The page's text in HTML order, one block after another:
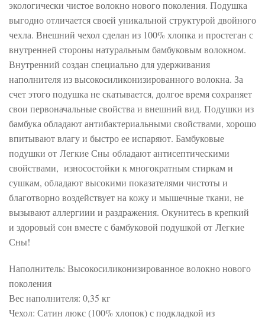
экологически чистое волокно нового поколения. Подушка
выгодно отличается своей уникальной структурой двойного
чехла. Внешний чехол сделан из 100% хлопка и простеган с
внутренней стороны натуральным бамбуковым волокном.
Внутренний создан специально для удерживания
наполнителя из высокосиликонизированного волокна. За
счет этого подушка не скатывается, долгое время сохраняет
свои первоначальные свойства и внешний вид. Подушки из
бамбука обладают антибактериальными свойствами, хорошо
впитывают влагу и быстро ее испаряют. Бамбуковые
подушки от Легкие Сны обладают антисептическими
свойствами, износостойки к многократным стиркам и
сушкам, обладают высокими показателями чистоты и
благотворно воздействует на кожу и мышечные ткани, не
вызывают аллергиии и раздражения. Окунитесь в крепкий
и здоровый сон вместе с бамбуковой подушкой от Легкие
Сны!
Наполнитель: Высокосиликонизированное волокно нового
поколения
Вес наполнителя: 0,35 кг
Чехол: Сатин люкс (100% хлопок) с подкладкой из